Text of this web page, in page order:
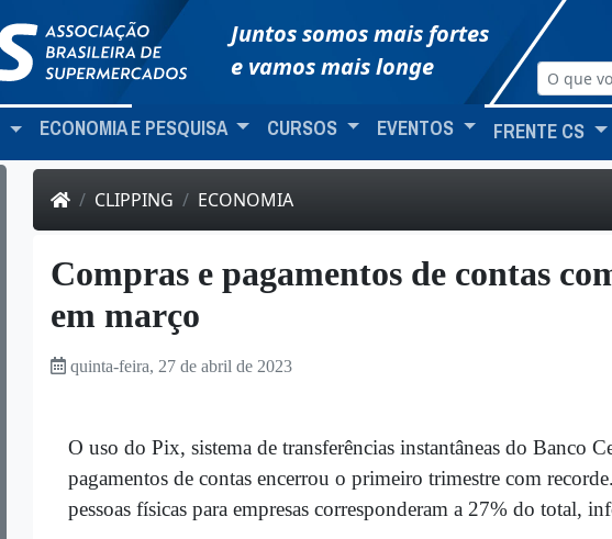
Juntos somos mais fortes
e vamos mais longe
ECONOMIA E PESQUISA CURSOS EVENTOS FRENTE CS
CLIPPING ECONOMIA
Compras e pagamentos de contas
em março
quinta-feira, 27 de abril de 2023
O uso do Pix, sistema de transferências instantâneas do Banco
pagamentos de contas encerrou o primeiro trimestre com
pessoas físicas para empresas corresponderam a 27% do total,